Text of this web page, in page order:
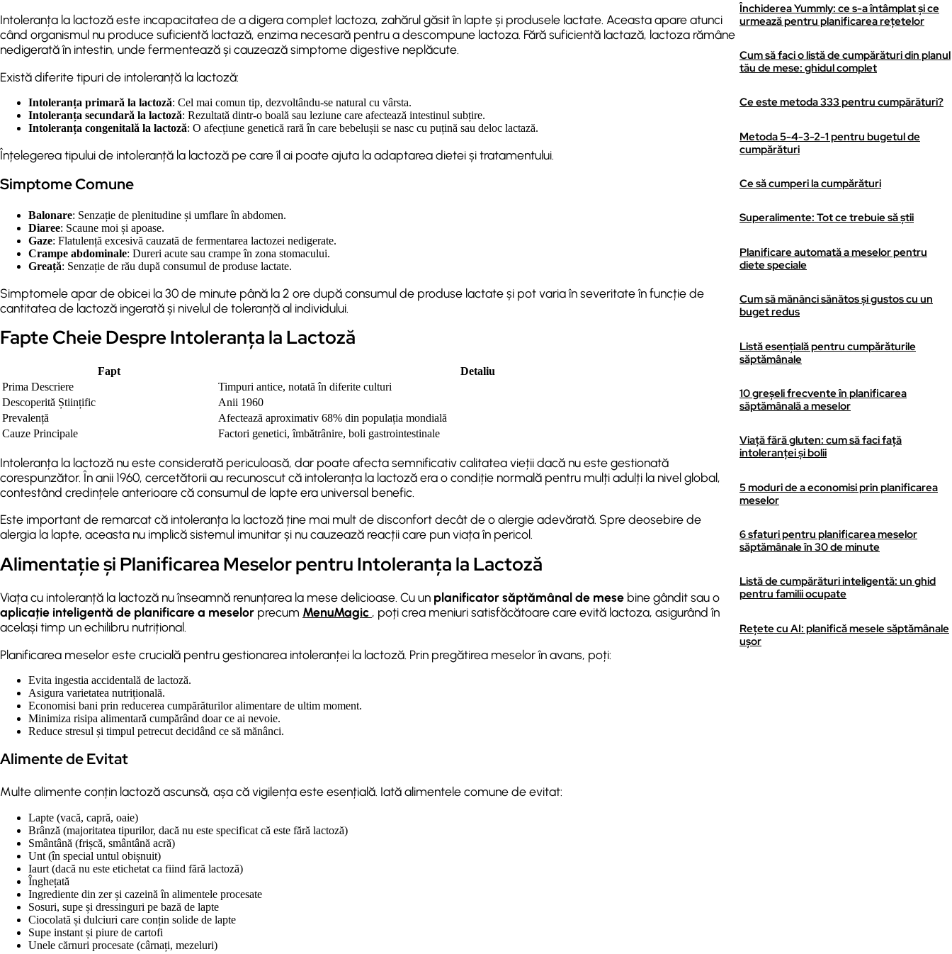
Intoleranța la lactoză este incapacitatea de a digera complet lactoza, zahărul găsit în lapte și produsele lactate. Aceasta apare atunci
când organismul nu produce suficientă lactază, enzima necesară pentru a descompune lactoza. Fără suficientă lactază, lactoza rămâne
nedigerată în intestin, unde fermentează și cauzează simptome digestive neplăcute.
Există diferite tipuri de intoleranță la lactoză:
Intoleranța primară la lactoză: Cel mai comun tip, dezvoltându-se natural cu vârsta.
Intoleranța secundară la lactoză: Rezultată dintr-o boală sau leziune care afectează intestinul subțire.
Intoleranța congenitală la lactoză: O afecțiune genetică rară în care bebelușii se nasc cu puțină sau deloc lactază.
Înțelegerea tipului de intoleranță la lactoză pe care îl ai poate ajuta la adaptarea dietei și tratamentului.
Simptome Comune
Balonare: Senzație de plenitudine și umflare în abdomen.
Diaree: Scaune moi și apoase.
Gaze: Flatulență excesivă cauzată de fermentarea lactozei nedigerate.
Crampe abdominale: Dureri acute sau crampe în zona stomacului.
Greață: Senzație de rău după consumul de produse lactate.
Simptomele apar de obicei la 30 de minute până la 2 ore după consumul de produse lactate și pot varia în severitate în funcție de
cantitatea de lactoză ingerată și nivelul de toleranță al individului.
Fapte Cheie Despre Intoleranța la Lactoză
Fapt
Detaliu
Prima Descriere
Timpuri antice, notată în diferite culturi
Descoperită Științific
Anii 1960
Prevalență
Afectează aproximativ 68% din populația mondială
Cauze Principale
Factori genetici, îmbătrânire, boli gastrointestinale
Intoleranța la lactoză nu este considerată periculoasă, dar poate afecta semnificativ calitatea vieții dacă nu este gestionată
corespunzător. În anii 1960, cercetătorii au recunoscut că intoleranța la lactoză era o condiție normală pentru mulți adulți la nivel global,
contestând credințele anterioare că consumul de lapte era universal benefic.
Este important de remarcat că intoleranța la lactoză ține mai mult de disconfort decât de o alergie adevărată. Spre deosebire de
alergia la lapte, aceasta nu implică sistemul imunitar și nu cauzează reacții care pun viața în pericol.
Alimentație și Planificarea Meselor pentru Intoleranța la Lactoză
Viața cu intoleranță la lactoză nu înseamnă renunțarea la mese delicioase. Cu un planificator săptămânal de mese bine gândit sau o
aplicație inteligentă de planificare a meselor precum MenuMagic , poți crea meniuri satisfăcătoare care evită lactoza, asigurând în
același timp un echilibru nutrițional.
Planificarea meselor este crucială pentru gestionarea intoleranței la lactoză. Prin pregătirea meselor în avans, poți:
Evita ingestia accidentală de lactoză.
Asigura varietatea nutrițională.
Economisi bani prin reducerea cumpărăturilor alimentare de ultim moment.
Minimiza risipa alimentară cumpărând doar ce ai nevoie.
Reduce stresul și timpul petrecut decidând ce să mănânci.
Alimente de Evitat
Multe alimente conțin lactoză ascunsă, așa că vigilența este esențială. Iată alimentele comune de evitat:
Lapte (vacă, capră, oaie)
Brânză (majoritatea tipurilor, dacă nu este specificat că este fără lactoză)
Smântână (frișcă, smântână acră)
Unt (în special untul obișnuit)
Iaurt (dacă nu este etichetat ca fiind fără lactoză)
Înghețată
Ingrediente din zer și cazeină în alimentele procesate
Sosuri, supe și dressinguri pe bază de lapte
Ciocolată și dulciuri care conțin solide de lapte
Supe instant și piure de cartofi
Unele cărnuri procesate (cârnați, mezeluri)
Închiderea Yummly: ce s-a întâmplat și ce
urmează pentru planificarea rețetelor
Cum să faci o listă de cumpărături din planul
tău de mese: ghidul complet
Ce este metoda 333 pentru cumpărături?
Metoda 5-4-3-2-1 pentru bugetul de
cumpărături
Ce să cumperi la cumpărături
Superalimente: Tot ce trebuie să știi
Planificare automată a meselor pentru
diete speciale
Cum să mănânci sănătos și gustos cu un
buget redus
Listă esențială pentru cumpărăturile
săptămânale
10 greșeli frecvente în planificarea
săptămânală a meselor
Viață fără gluten: cum să faci față
intoleranței și bolii
5 moduri de a economisi prin planificarea
meselor
6 sfaturi pentru planificarea meselor
săptămânale în 30 de minute
Listă de cumpărături inteligentă: un ghid
pentru familii ocupate
Rețete cu AI: planifică mesele săptămânale
ușor